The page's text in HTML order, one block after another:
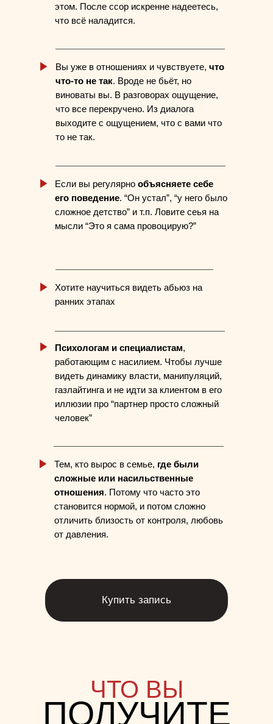
Если вы регулярно объясняете себе
его поведение. “Он устал”, “у него было
сложное детство” и т.п. Ловите сеья на
мысли “Это я сама провоцирую?”
Вы уже в отношениях и чувствуете, что
что-то не так. Вроде не бьёт, но
виноваты вы. В разговорах ощущение,
что все перекручено. Из диалога
выходите с ощущением, что с вами что
то не так.
этом. После ссор искренне надеетесь,
что всё наладится.
Тем, кто вырос в семье, где были
сложные или насильственные
отношения. Потому что часто это
становится нормой, и потом сложно
отличить близость от контроля, любовь
от давления.
Психологам и специалистам,
работающим с насилием. Чтобы лучше
видеть динамику власти, манипуляций,
газлайтинга и не идти за клиентом в его
иллюзии про “партнер просто сложный
человек”
Хотите научиться видеть абьюз на
ранних этапах
Купить запись
ЧТО ВЫ
ПОЛУЧИТЕ